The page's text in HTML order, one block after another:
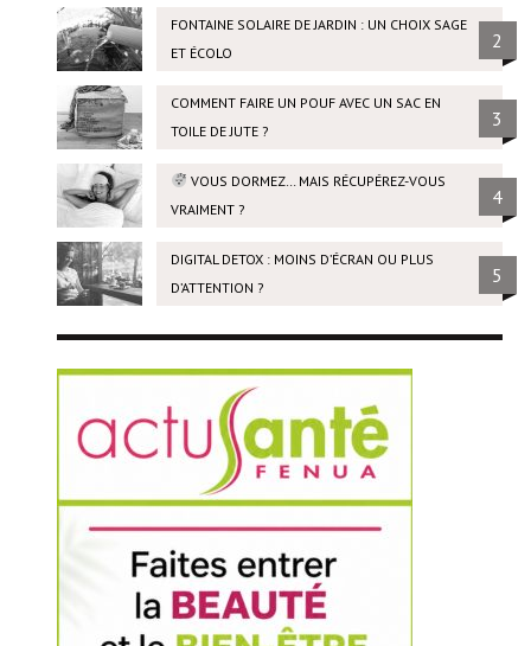
FONTAINE SOLAIRE DE JARDIN : UN CHOIX SAGE
ET ÉCOLO
2
COMMENT FAIRE UN POUF AVEC UN SAC EN
TOILE DE JUTE ?
3
VOUS DORMEZ… MAIS RÉCUPÉREZ-VOUS
VRAIMENT ?
4
DIGITAL DETOX : MOINS D’ÉCRAN OU PLUS
D’ATTENTION ?
5